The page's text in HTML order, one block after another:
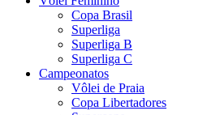
Copa Brasil
Superliga
Superliga B
Superliga C
Campeonatos
Vôlei de Praia
Copa Libertadores